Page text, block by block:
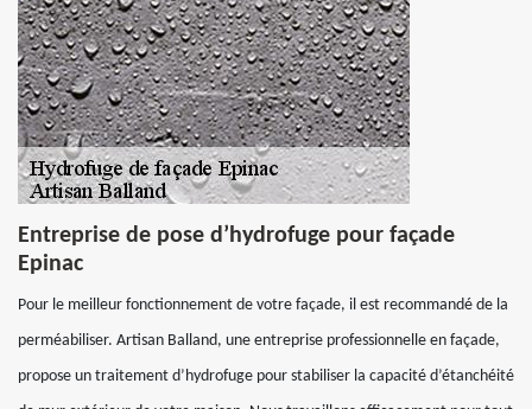
Entreprise de pose d’hydrofuge pour façade
Epinac
Pour le meilleur fonctionnement de votre façade, il est recommandé de la
perméabiliser. Artisan Balland, une entreprise professionnelle en façade,
propose un traitement d’hydrofuge pour stabiliser la capacité d’étanchéité